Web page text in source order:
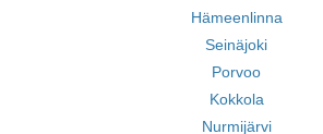
Hämeenlinna
Seinäjoki
Porvoo
Kokkola
Nurmijärvi